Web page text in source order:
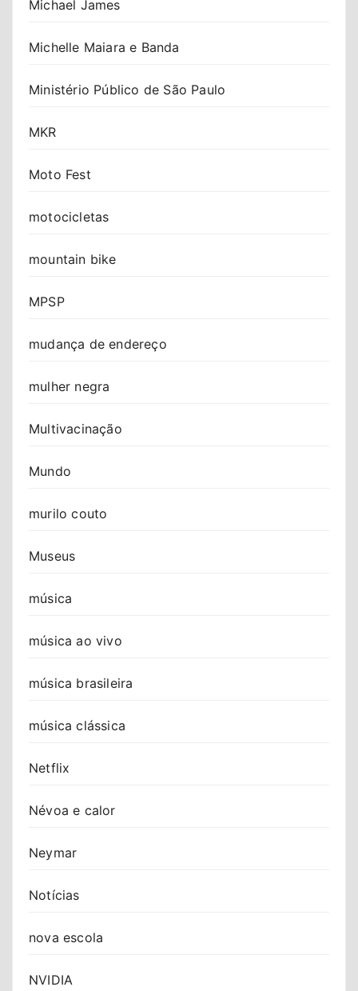
Michael James
Michelle Maiara e Banda
Ministério Público de São Paulo
MKR
Moto Fest
motocicletas
mountain bike
MPSP
mudança de endereço
mulher negra
Multivacinação
Mundo
murilo couto
Museus
música
música ao vivo
música brasileira
música clássica
Netflix
Névoa e calor
Neymar
Notícias
nova escola
NVIDIA